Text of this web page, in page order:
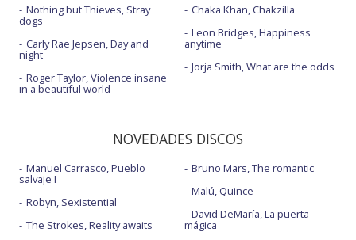
Nothing but Thieves, Stray
dogs
Carly Rae Jepsen, Day and
night
Roger Taylor, Violence insane
in a beautiful world
Chaka Khan, Chakzilla
Leon Bridges, Happiness
anytime
Jorja Smith, What are the odds
NOVEDADES DISCOS
Manuel Carrasco, Pueblo
salvaje I
Robyn, Sexistential
The Strokes, Reality awaits
Bruno Mars, The romantic
Malú, Quince
David DeMaría, La puerta
mágica